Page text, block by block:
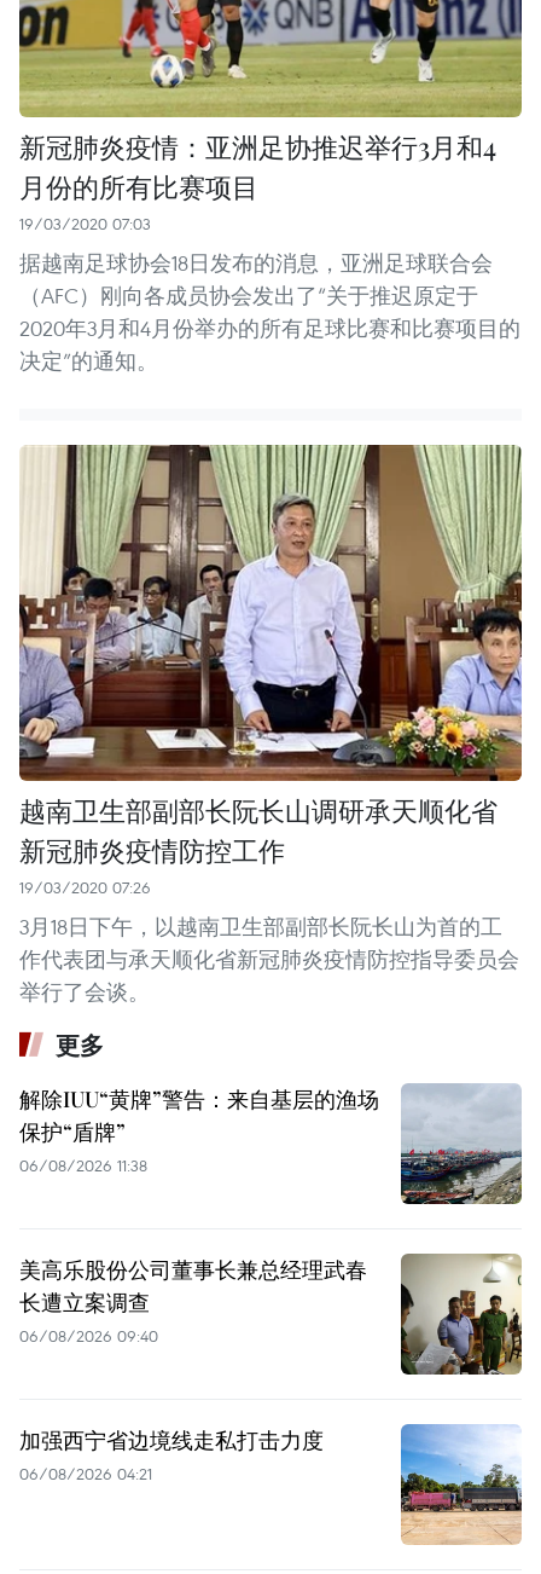
新冠肺炎疫情：亚洲足协推迟举行3月和4
月份的所有比赛项目
19/03/2020 07:03
据越南足球协会18日发布的消息，亚洲足球联合会
（AFC）刚向各成员协会发出了“关于推迟原定于
2020年3月和4月份举办的所有足球比赛和比赛项目的
决定”的通知。
越南卫生部副部长阮长山调研承天顺化省
新冠肺炎疫情防控工作
19/03/2020 07:26
3月18日下午，以越南卫生部副部长阮长山为首的工
作代表团与承天顺化省新冠肺炎疫情防控指导委员会
举行了会谈。
更多
解除IUU“黄牌”警告：来自基层的渔场
保护“盾牌”
06/08/2026 11:38
美高乐股份公司董事长兼总经理武春
长遭立案调查
06/08/2026 09:40
加强西宁省边境线走私打击力度
06/08/2026 04:21